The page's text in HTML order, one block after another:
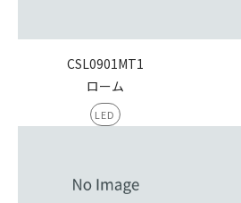
CSL0901MT1
ローム
LED